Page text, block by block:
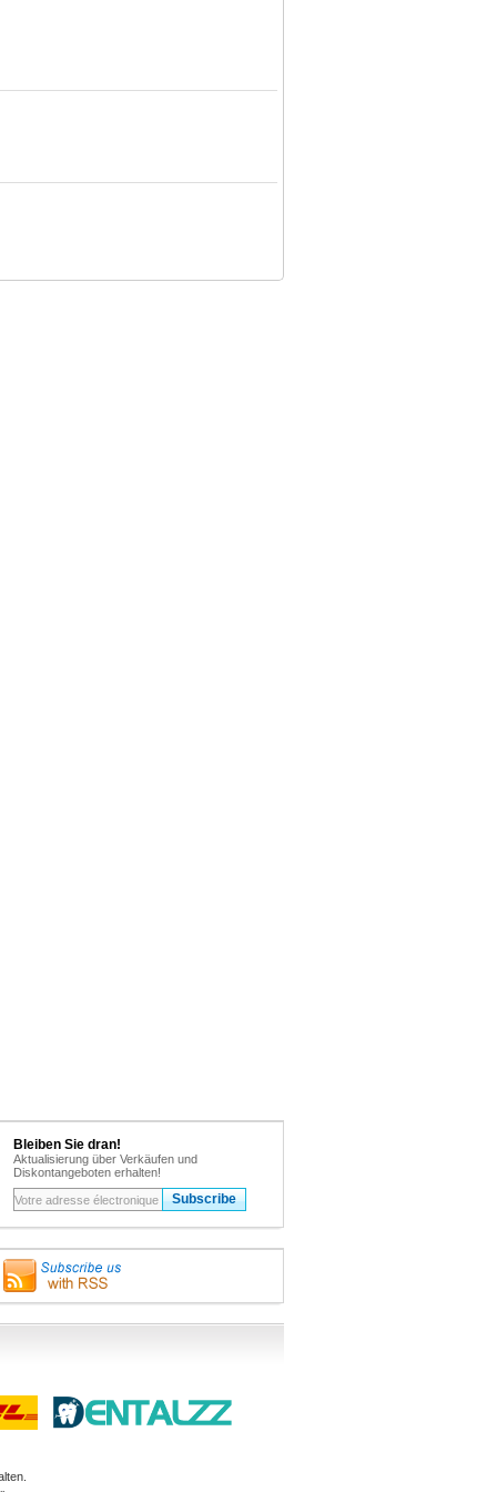
Bleiben Sie dran!
Aktualisierung über Verkäufen und
Diskontangeboten erhalten!